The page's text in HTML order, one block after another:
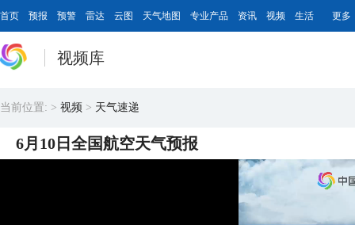
首页 预报 预警 雷达 云图 天气地图 专业产品 资讯 视频 生活 更多
视频库
当前位置: > 视频 > 天气速递
6月10日全国航空天气预报